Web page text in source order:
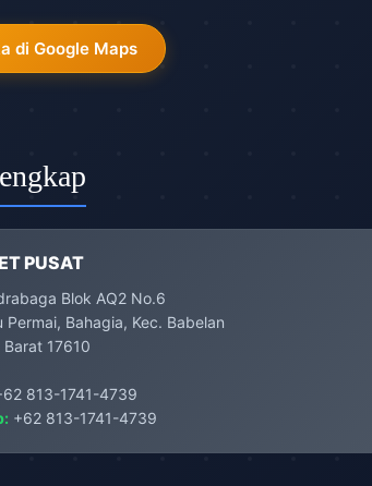
di Google Maps
PUSAT
Blok AQ2 No.6
Permai, Bahagia, Kec. Babelan
17610
813-1741-4739
+62 813-1741-4739